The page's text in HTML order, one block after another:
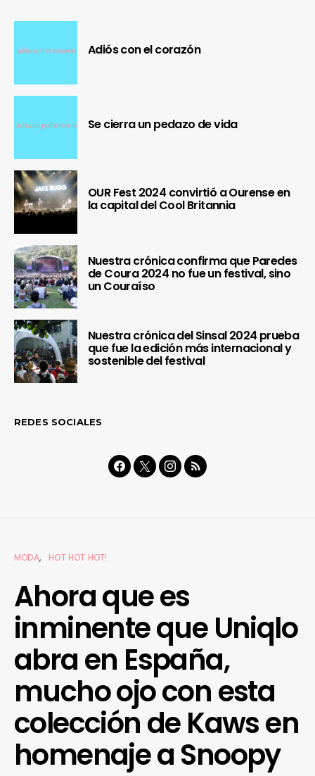
Adiós con el corazón
Se cierra un pedazo de vida
OUR Fest 2024 convirtió a Ourense en
la capital del Cool Britannia
Nuestra crónica confirma que Paredes
de Coura 2024 no fue un festival, sino
un Couraíso
Nuestra crónica del Sinsal 2024 prueba
que fue la edición más internacional y
sostenible del festival
REDES SOCIALES
MODA HOT HOT HOT!
Ahora que es
inminente que Uniqlo
abra en España,
mucho ojo con esta
colección de Kaws en
homenaje a Snoopy